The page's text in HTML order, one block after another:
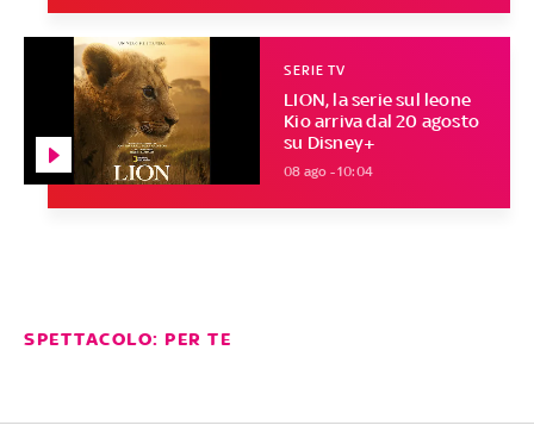
LION, la serie sul leone
Kio arriva dal 20 agosto
su Disney+
SERIE TV
08 ago - 10:04
SPETTACOLO: PER TE